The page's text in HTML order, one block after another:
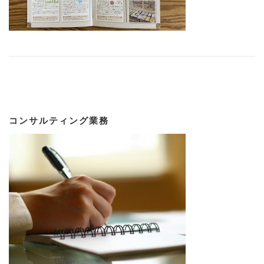
コンサルティング業務